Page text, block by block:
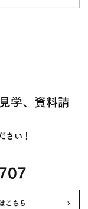
学、資料請
さい！
こちら